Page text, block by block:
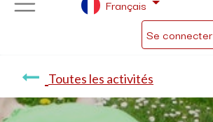
Se connecter
Français
Toutes les activités